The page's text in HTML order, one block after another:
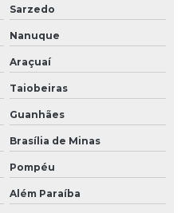
ponte rolante
rolantes
Sarzedo
Nanuque
Araçuaí
Taiobeiras
Guanhães
Brasília de Minas
Pompéu
Além Paraíba